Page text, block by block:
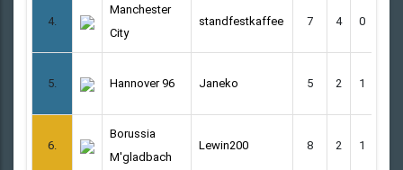
4.
Manchester
City
standfestkaffee 7 4 0
5. Hannover 96 Janeko 5 2 1
6.
Borussia
M'gladbach
Lewin200 8 2 1